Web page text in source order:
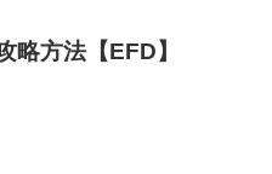
略方法【EFD】